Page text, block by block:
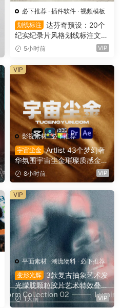
必下推荐 · 插件软件 · 视频模板
划线标注
达芬奇预设：20个
纪实纪录片风格划线标注文字
高亮突出标注划重点显示动画
5小时前 VIP
影视素材·必下推荐
宇宙尘金 Artlist 43个梦幻奢
华氛围宇宙尘金璀璨质感金色
粒子流动慢动作8K视频素材
背景素材（16165）
8小时前 VIP
VIP
平面素材 · 潮流物料 · 必下推荐
变形光辉
3款复古抽象艺术发
光朦胧颗粒胶片艺术特效叠加
PSD特效样机组合 Orbyt Stu
dio – Transform Collection 0
1天前 VIP
VIP